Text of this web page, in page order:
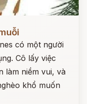
có một người
Cô lấy việc
làm niềm vui, và
khổ muốn